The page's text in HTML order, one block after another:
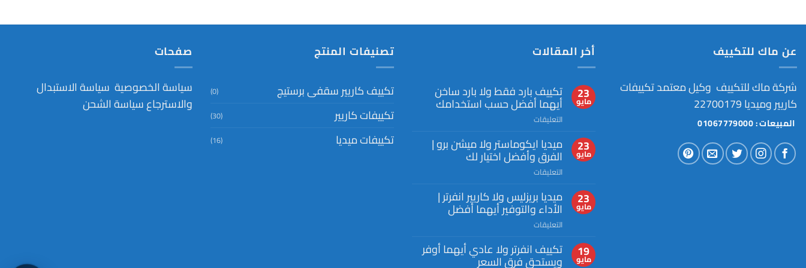
عن ماك للتكييف
شركة ماك للتكييف وكيل معتمد تكييفات
كاريير وميديا 22700179
المبيعات : 01067779000
أخر المقالات
23
مايو
تكييف بارد فقط ولا بارد ساخن
أيهما أفضل حسب استخدامك
التعليقاتعلى
بارد
فقط
ولا
بارد
أيهما
أفضل
حسب
مغلقة
23
مايو
ميديا ايكوماستر ولا ميشن برو |
الفرق وأفضل اختيار لك
التعليقاتعلى
ايكوماستر
ولا
ميشن
برو
الفرق
وأفضل
23
مايو
ميديا بريزليس ولا كاريير انفرتر |
الأداء والتوفير أيهما أفضل
التعليقاتعلى
بريزليس
ولا
19
مايو
تكييف انفرتر ولا عادي أيهما أوفر
ويستحق فرق السعر
تصنيفات المنتج
تكييف كاريير سقفى برستيج (0)
تكييفات كاريير (30)
تكييفات ميديا (16)
صفحات
سياسة الخصوصية سياسة الاستبدال
والاسترجاعسياسة الشحن